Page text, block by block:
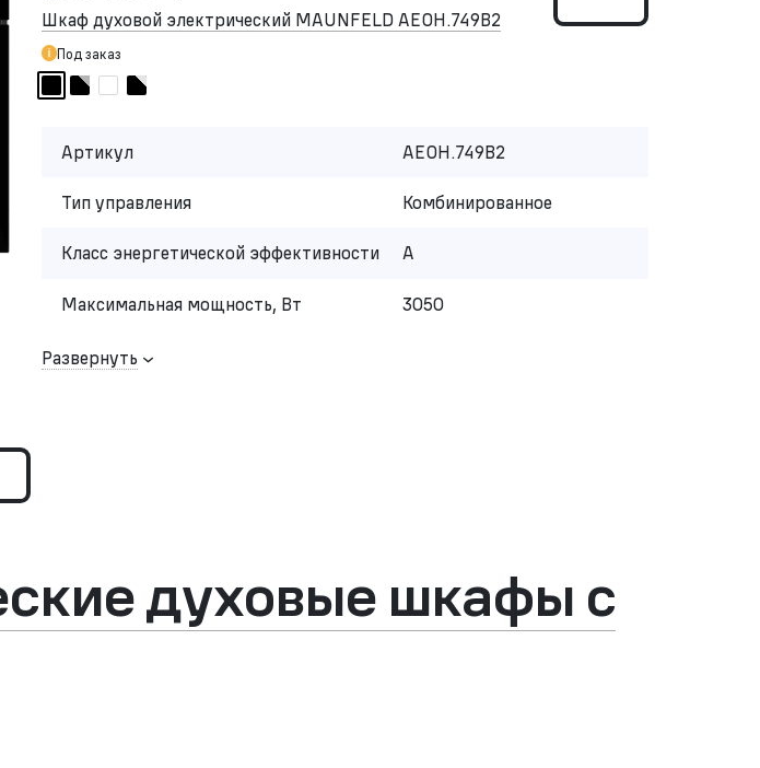
Шкаф духовой электрический MAUNFELD AEOH.749B2
Под заказ
Артикул AEOH.749B2
Тип управления Комбинированное
Класс энергетической эффективности A
Максимальная мощность, Вт 3050
Развернуть
духовые шкафы с